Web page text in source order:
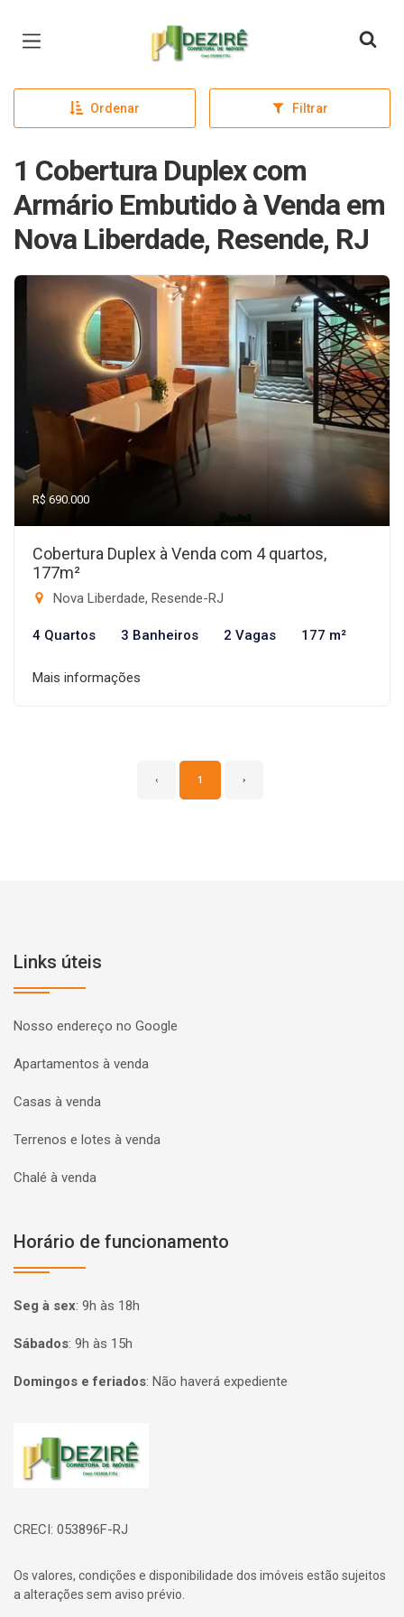
Página inicial
Ordenar Filtrar
1 Cobertura Duplex com
Armário Embutido à Venda em
Nova Liberdade, Resende, RJ
R$ 690.000
Cobertura Duplex à Venda com 4 quartos,
177m²
Nova Liberdade, Resende-RJ
4 Quartos 3 Banheiros 2 Vagas 177 m²
Mais informações
‹ 1 ›
Links úteis
Nosso endereço no Google
Apartamentos à venda
Casas à venda
Terrenos e lotes à venda
Chalé à venda
Horário de funcionamento
Seg à sex: 9h às 18h
Sábados: 9h às 15h
Domingos e feriados: Não haverá expediente
Página inicial
CRECI: 053896F-RJ
Os valores, condições e disponibilidade dos imóveis estão sujeitos
a alterações sem aviso prévio.